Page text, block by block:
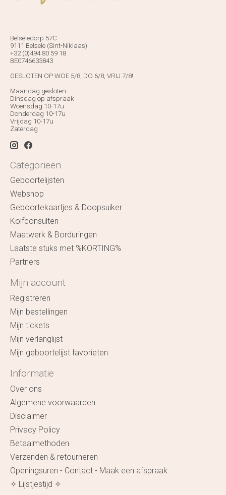
Belseledorp 57C
9111 Belsele (Sint-Niklaas)
+32 (0)494 80 59 18
BE0746633843
GESLOTEN OP WOE 5/8, DO 6/8, VRIJ 7/8!
Maandag gesloten
Dinsdag op afspraak
Woensdag 10-17u
Donderdag 10-17u
Vrijdag 10-17u
Zaterdag
Categorieën
Geboortelijsten
Webshop
Geboortekaartjes & Doopsuiker
Kolfconsulten
Maatwerk & Borduringen
Laatste stuks met %KORTING%
Partners
Mijn account
Registreren
Mijn bestellingen
Mijn tickets
Mijn verlanglijst
Mijn geboortelijst favorieten
Informatie
Over ons
Algemene voorwaarden
Disclaimer
Privacy Policy
Betaalmethoden
Verzenden & retourneren
Openingsuren - Contact - Maak een afspraak
✧ Lijstjestijd ✧